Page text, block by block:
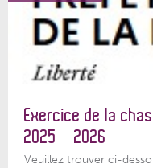
Exercice de la
2025 – 2026
Veuillez trouver ci-